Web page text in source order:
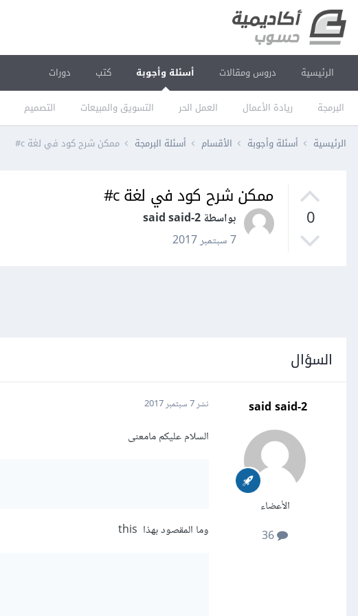
الرئيسية دروس ومقالات أسئلة وأجوبة
البرمجة ريادة الأعمال العمل الحر التسويق والمبيعات التصميم
كتب دورات
الرئيسية أسئلة وأجوبة الأقسام أسئلة البرمجة ممكن شرح كود في لغة c#
0
ممكن شرح كود في لغة c#
بواسطة said said-2
7 سبتمبر 2017
السؤال
said said-2
الأعضاء
نشر7 سبتمبر 2017
السلام عليكم مامعنى
وما المقصود بهذا this